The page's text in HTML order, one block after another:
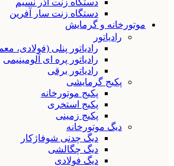
دستگاه زنت سار آفرین
موتورخانه و گرمایش
رادیاتور
رادیاتور پنلی (فولادی،
رادیاتور پره ای آلومینیمی
رادیاتور برقی
پکیج گرمایشی
پکیج موتورخانه
پکیج استخری
پکیج زمینی
دیگ موتورخانه
دیگ چدنی شوفاژکار
دیگ چگالشی
دیگ فولادی